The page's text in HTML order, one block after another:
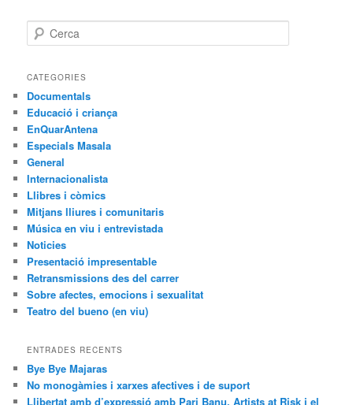
e
c
CATEGORIES
Documentals
Educació i criança
EnQuarAntena
Especials Masala
General
Internacionalista
Llibres i còmics
Mitjans lliures i comunitaris
Música en viu i entrevistada
Noticies
Presentació impresentable
Retransmissions des del carrer
Sobre afectes, emocions i sexualitat
Teatro del bueno (en viu)
ENTRADES RECENTS
Bye Bye Majaras
No monogàmies i xarxes afectives i de suport
Llibertat amb d’expressió amb Pari Banu, Artists at Risk i el